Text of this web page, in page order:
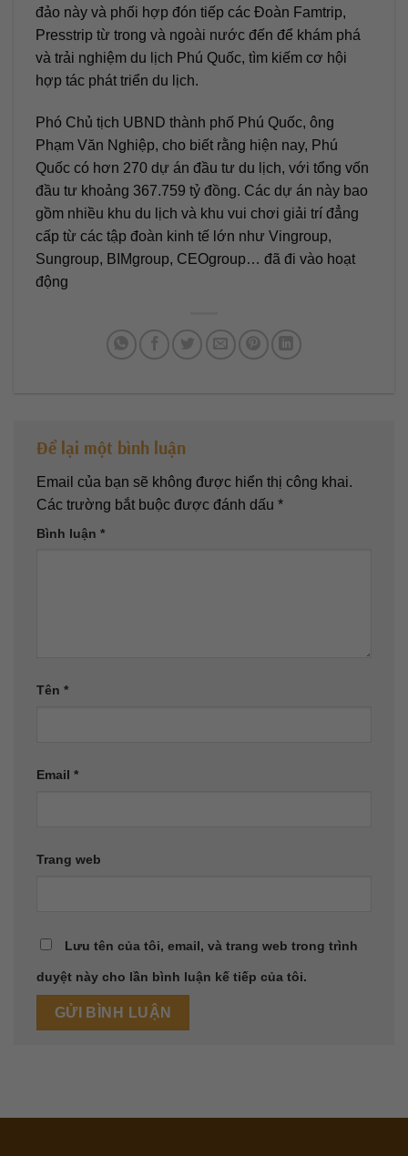
đảo này và phối hợp đón tiếp các Đoàn Famtrip,
Presstrip từ trong và ngoài nước đến để khám phá
và trải nghiệm du lịch Phú Quốc, tìm kiếm cơ hội
hợp tác phát triển du lịch.
Phó Chủ tịch UBND thành phố Phú Quốc, ông
Phạm Văn Nghiệp, cho biết rằng hiện nay, Phú
Quốc có hơn 270 dự án đầu tư du lịch, với tổng vốn
đầu tư khoảng 367.759 tỷ đồng. Các dự án này bao
gồm nhiều khu du lịch và khu vui chơi giải trí đẳng
cấp từ các tập đoàn kinh tế lớn như Vingroup,
Sungroup, BIMgroup, CEOgroup… đã đi vào hoạt
động
Để lại một bình luận
Email của bạn sẽ không được hiển thị công khai.
Các trường bắt buộc được đánh dấu *
Bình luận *
Tên *
Email *
Trang web
Lưu tên của tôi, email, và trang web trong trình
duyệt này cho lần bình luận kế tiếp của tôi.